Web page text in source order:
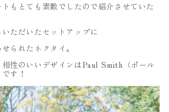
もとても素敵でしたので紹介させていた
ただいたセットアップに
られたネクタイ。
性のいいデザインはPaul Smith（ポール
す！